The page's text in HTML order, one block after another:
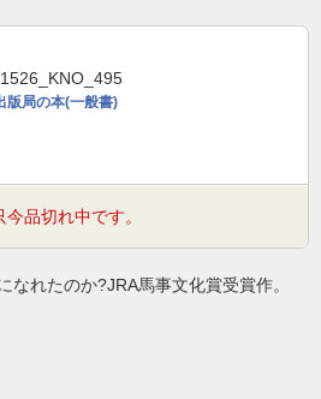
版局の本(一般書)
品切れ中です。
なれたのか?JRA馬事文化賞受賞作。